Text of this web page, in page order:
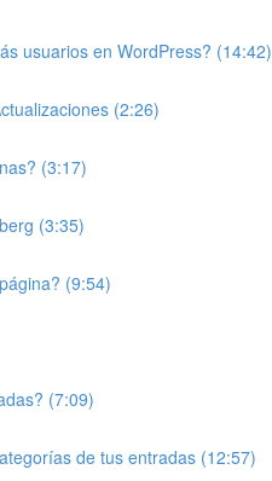
usuarios en WordPress? (14:42)
(2:26)
(3:17)
(3:35)
(9:54)
(7:09)
de tus entradas (12:57)